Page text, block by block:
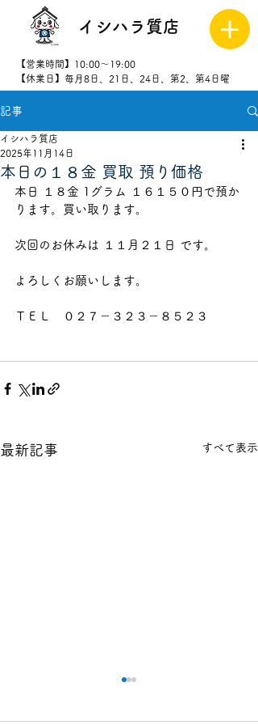
イシハラ質店
【営業時間】10:00～19:00
【休業日】毎月8日、21日、24日、第2、第4日曜
8523
記事
本日の１８金 買取 預り価格
イシハラ質店
2025年11月14日
本日 １８金 1グラム １６１５０円で預か
ります。買い取ります。
次回のお休みは １１月２１日 です。
よろしくお願いします。
ＴＥＬ　０２７－３２３－８５２３
最新記事 すべて表示